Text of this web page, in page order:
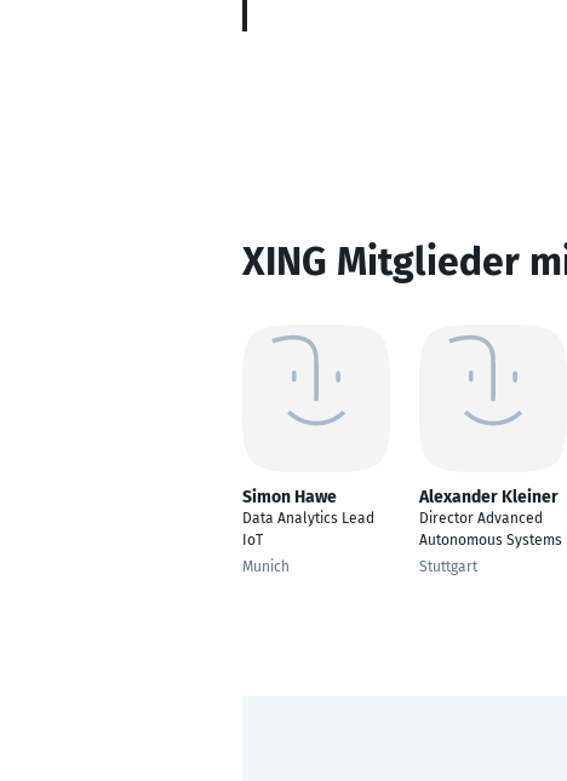
XING Mitglieder
Simon Hawe
Data Analytics Lead
IoT
Munich
Alexander Kleiner
Director Advanced
Autonomous Systems
Stuttgart